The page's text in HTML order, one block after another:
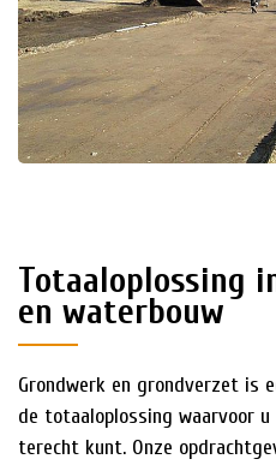
Totaaloplossing
en waterbouw
Grondwerk en grondverzet is
de totaaloplossing waarvoor u
terecht kunt. Onze